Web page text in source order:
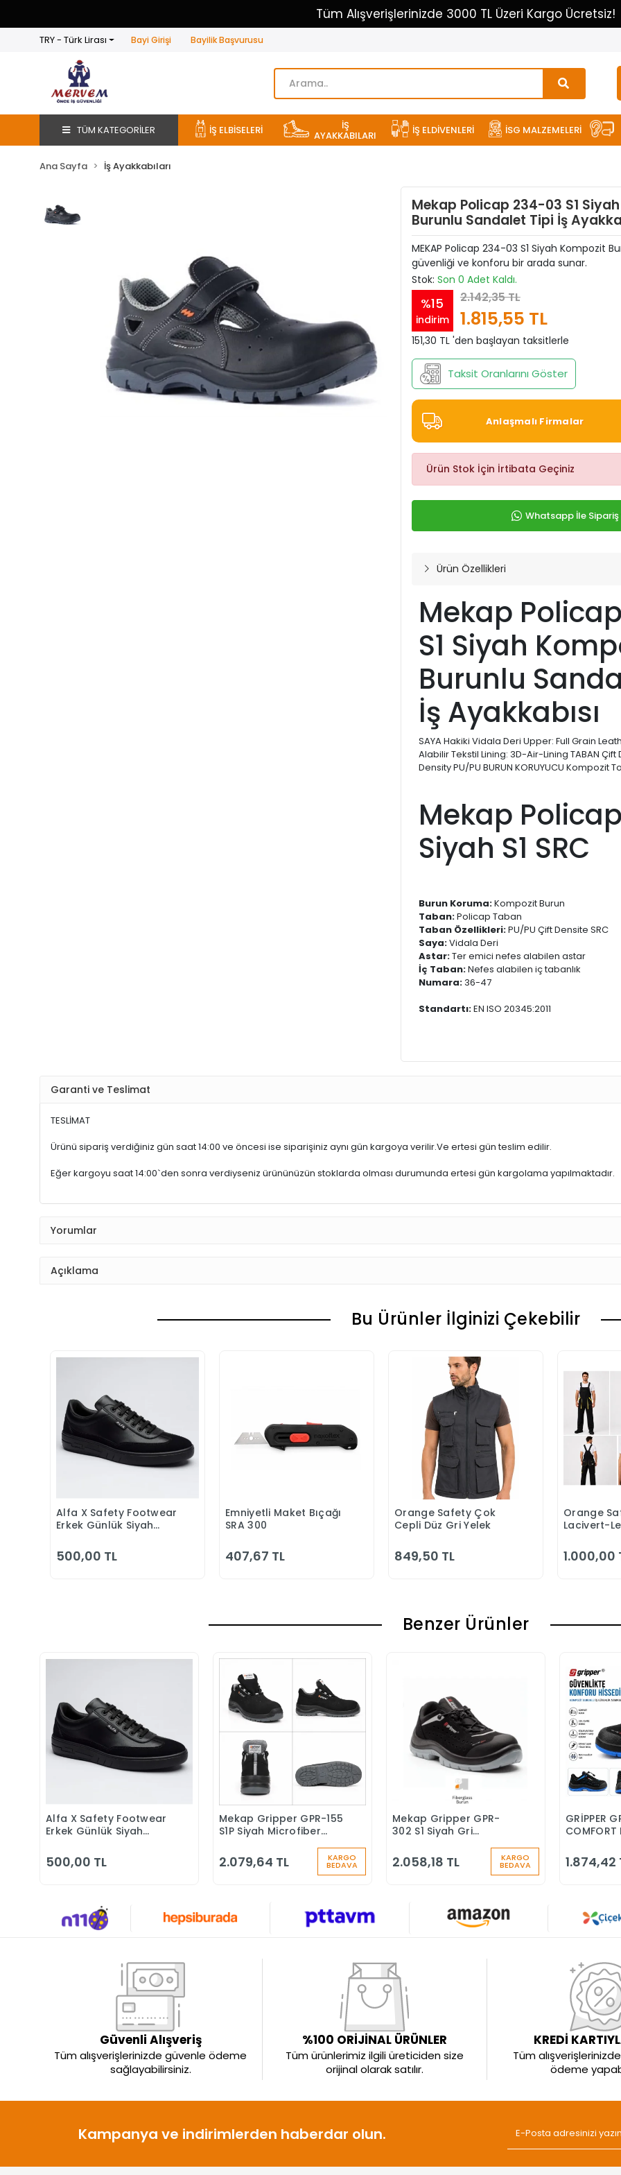
Tüm Alışverişlerinizde 3000 TL Üzeri Kargo Ücretsiz!
TRY - Türk Lirası Bayi Girişi Bayilik Başvurusu
TÜM KATEGORİLER İŞ ELBİSELERİ İŞ
AYAKKABILARI İŞ ELDİVENLERİ İSG MALZEMELERİ
Ana Sayfa İş Ayakkabıları
Mekap Policap 234-03 S1
Burunlu Sandalet Tipi İş
MEKAP Policap 234-03 S1 Siyah Kompozit
güvenliği ve konforu bir arada sunar.
Stok: Son 0 Adet Kaldı.
%15
indirim
2.142,35 TL
1.815,55 TL
151,30 TL 'den başlayan taksitlerle
Taksit Oranlarını Göster
Anlaşmalı Firmalar
Ürün Stok İçin İrtibata Geçiniz
Whatsapp İle Sipariş
Ürün Özellikleri
Mekap
S1 Siyah
Burunlu
İş Ayakkabısı
SAYA Hakiki Vidala Deri Upper: Full Grain
Alabilir Tekstil Lining: 3D-Air-Lining TABAN Çift
Density PU/PU BURUN KORUYUCU
Mekap
Siyah S1 SRC
Burun Koruma:Kompozit Burun
Taban:Policap Taban
Taban Özellikleri:PU/PU Çift Densite SRC
Saya:Vidala Deri
Astar:Ter emici nefes alabilen astar
İç Taban:Nefes alabilen iç tabanlık
Numara:36-47
Standartı:EN ISO 20345:2011
Garanti ve Teslimat
TESLİMAT
Ürünü sipariş verdiğiniz gün saat 14:00 ve öncesi ise siparişiniz aynı gün kargoya verilir.Ve ertesi gün teslim edilir.
Eğer kargoyu saat 14:00`den sonra verdiyseniz ürününüzün stoklarda olması durumunda ertesi gün kargolama yapılmaktadır.
Yorumlar
Açıklama
Bu Ürünler İlginizi Çekebilir
Sepete Ekle
Alfa X Safety Footwear
Erkek Günlük Siyah
500,00 TL
Sepete Ekle
Emniyetli Maket Bıçağı
SRA 300
407,67 TL
Sepete Ekle
Orange Safety Çok
Cepli Düz Gri Yelek
849,50 TL
Orange
Lacivert-
1.000,00
Benzer Ürünler
Sepete Ekle
Alfa X Safety Footwear
Erkek Günlük Siyah
500,00 TL
Sepete Ekle
Mekap Gripper GPR-155
S1P Siyah Microfiber
Ayakkabısı
2.079,64 TL KARGO
BEDAVA
Sepete Ekle
Mekap Gripper GPR-
302 S1 Siyah Gri
Ayakkabısı
2.058,18 TL KARGO
BEDAVA
GRİPPER
COMFORT
1.874,42
Güvenli Alışveriş
Tüm alışverişlerinizde güvenle ödeme
sağlayabilirsiniz.
%100 ORİJİNAL ÜRÜNLER
Tüm ürünlerimiz ilgili üreticiden size
orijinal olarak satılır.
KREDİ
Tüm
ödeme
Kampanya ve indirimlerden haberdar olun.